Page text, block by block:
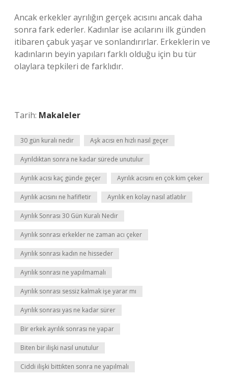
Ancak erkekler ayrılığın gerçek acısını ancak daha
sonra fark ederler. Kadınlar ise acılarını ilk günden
itibaren çabuk yaşar ve sonlandırırlar. Erkeklerin ve
kadınların beyin yapıları farklı olduğu için bu tür
olaylara tepkileri de farklıdır.
Tarih: Makaleler
30 gün kuralı nedir Aşk acısı en hızlı nasıl geçer
Ayrıldıktan sonra ne kadar sürede unutulur
Ayrılık acısı kaç günde geçer Ayrılık acısını en çok kim çeker
Ayrılık acısını ne hafifletir Ayrılık en kolay nasıl atlatılır
Ayrılık Sonrası 30 Gün Kuralı Nedir
Ayrılık sonrası erkekler ne zaman acı çeker
Ayrılık sonrası kadın ne hisseder
Ayrılık sonrası ne yapılmamalı
Ayrılık sonrası sessiz kalmak işe yarar mı
Ayrılık sonrası yas ne kadar sürer
Bir erkek ayrılık sonrası ne yapar
Biten bir ilişki nasıl unutulur
Ciddi ilişki bittikten sonra ne yapılmalı